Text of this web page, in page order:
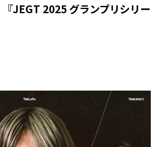
JEGT 2025 グランプリシリー